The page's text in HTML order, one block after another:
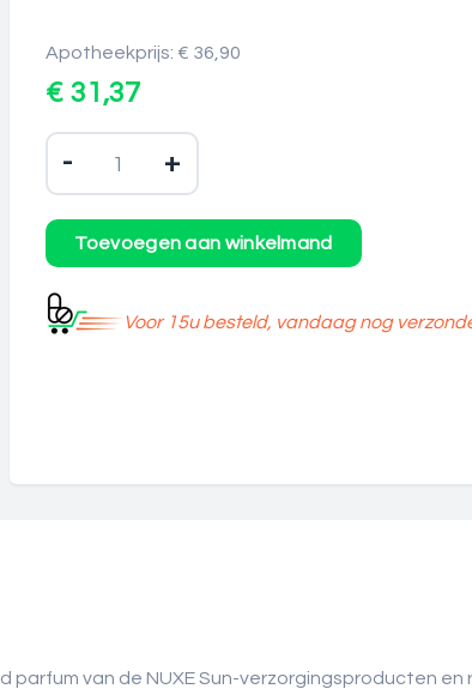
Apotheekprijs: € 36,90
€ 31,37
- +
Voor 15u besteld, vandaag nog
van de NUXE Sun-verzorgingsproducten